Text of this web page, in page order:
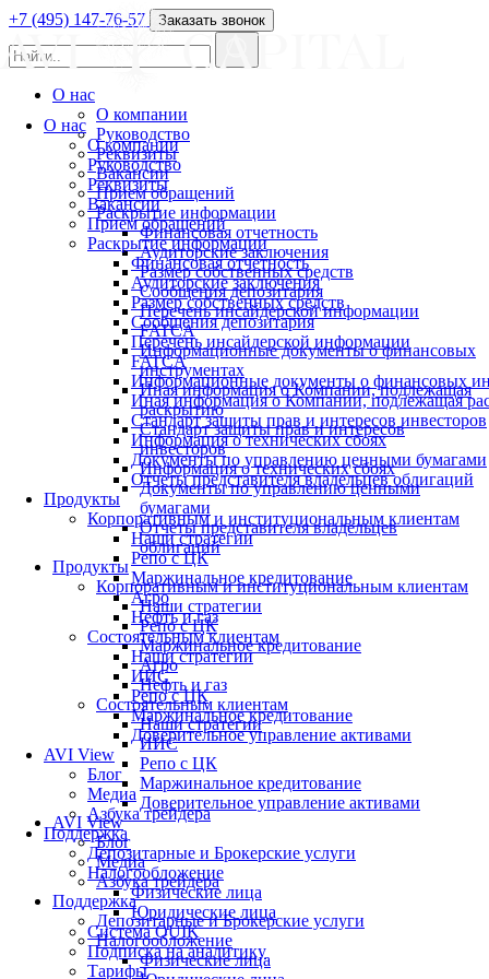
О нас
О компании
Руководство
Реквизиты
Вакансии
Прием обращений
Раскрытие информации
Финансовая отчетность
Аудиторские заключения
Размер собственных средств
Сообщения депозитария
Перечень инсайдерской информации
FATCA
Информационные документы о финансовых
Иная информация о Компании, подлежащая
Стандарт защиты прав и интересов инвесторов
Информация о технических сбоях
Документы по управлению ценными бумагами
Отчеты представителя владельцев облигаций
Продукты
Корпоративным и институциональным клиентам
Наши стратегии
Репо с ЦК
Маржинальное кредитование
Агро
Нефть и газ
Состоятельным клиентам
Наши стратегии
ИИС
Репо с ЦК
Маржинальное кредитование
Доверительное управление активами
AVI View
Блог
Медиа
Азбука трейдера
Поддержка
Депозитарные и Брокерские услуги
Налогообложение
Физические лица
Юридические лица
Система QUIK
Подписка на аналитику
Тарифы
+7 (495) 147-76-57 Заказать звонок
О нас
О компании
Руководство
Реквизиты
Вакансии
Прием обращений
Раскрытие информации
Финансовая отчетность
Аудиторские заключения
Размер собственных средств
Сообщения депозитария
Перечень инсайдерской информации
FATCA
Информационные документы о финансовых
инструментах
Иная информация о Компании, подлежащая
раскрытию
Стандарт защиты прав и интересов
инвесторов
Информация о технических сбоях
Документы по управлению ценными
бумагами
Отчеты представителя владельцев
облигаций
Продукты
Корпоративным и институциональным клиентам
Наши стратегии
Репо с ЦК
Маржинальное кредитование
Агро
Нефть и газ
Состоятельным клиентам
Наши стратегии
ИИС
Репо с ЦК
Маржинальное кредитование
Доверительное управление активами
AVI View
Блог
Медиа
Азбука трейдера
Поддержка
Депозитарные и Брокерские услуги
Налогообложение
Физические лица